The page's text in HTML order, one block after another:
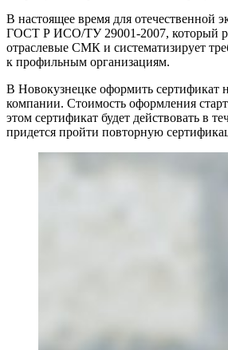
В настоящее время для отечественной
ГОСТ Р ИСО/ТУ 29001-2007, который
отраслевые СМК и систематизирует
к профильным организациям.
В Новокузнецке оформить сертификат
компании. Стоимость оформления
этом сертификат будет действовать в
придется пройти повторную